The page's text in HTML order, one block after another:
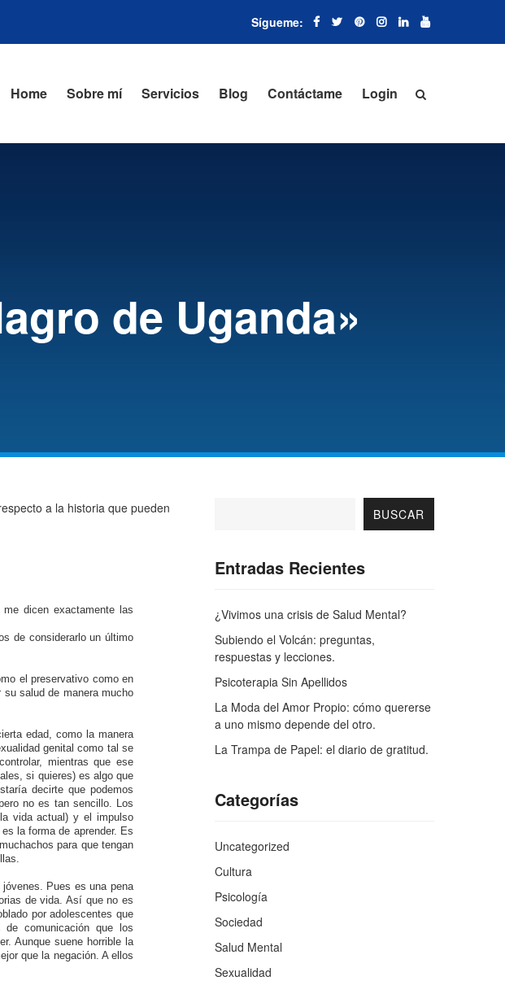
Home Sobre mí Servicios Blog Contáctame Login
de Uganda»
a la historia que pueden
dicen exactamente las
de considerarlo un último
el preservativo como en
salud de manera mucho
edad, como la manera
genital como tal se
mientras que ese
si quieres) es algo que
decirte que podemos
no es tan sencillo. Los
vida actual) y el impulso
la forma de aprender. Es
para que tengan
Pues es una pena
de vida. Así que no es
por adolescentes que
de comunicación que los
Aunque suene horrible la
que la negación. A ellos
BUSCAR
Entradas Recientes
¿Vivimos una crisis de Salud Mental?
Subiendo el Volcán: preguntas,
respuestas y lecciones.
Psicoterapia Sin Apellidos
La Moda del Amor Propio: cómo quererse
a uno mismo depende del otro.
La Trampa de Papel: el diario de gratitud.
Categorías
Uncategorized
Cultura
Psicología
Sociedad
Salud Mental
Sexualidad